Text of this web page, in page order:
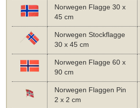
Norwegen Flagge 30 x
45 cm
Norwegen Stockflagge
30 x 45 cm
Norwegen Flagge 60 x
90 cm
Norwegen Flaggen Pin
2 x 2 cm